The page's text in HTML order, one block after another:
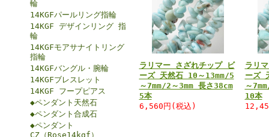
輪
14KGFパールリング指輪
14KGF デザインリング 指
輪
14KGFモアサナイトリング
指輪
14KGFバングル・腕輪
14KGFブレスレット
14KGF フープピアス
◆ペンダント天然石
◆ペンダント合成石
◆ペンダント
CZ（Rose14kgf）
ラリマー さざれチップ ビ
ーズ 天然石 10～13mm/5
～7mm/2～3mm 長さ38cm
5本
6,560円(税込)
ラリ
ーズ
～
10本